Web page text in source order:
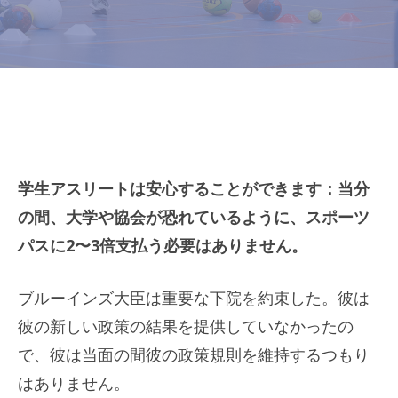
学生アスリートは安心することができます：当分
の間、大学や協会が恐れているように、スポーツ
パスに2〜3倍支払う必要はありません。
ブルーインズ大臣は重要な下院を約束した。彼は
彼の新しい政策の結果を提供していなかったの
で、彼は当面の間彼の政策規則を維持するつもり
はありません。